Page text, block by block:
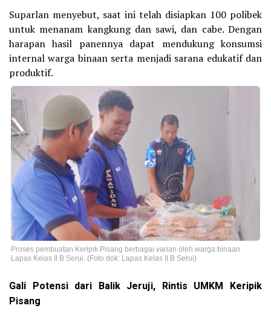
Suparlan menyebut, saat ini telah disiapkan 100 polibek
untuk menanam kangkung dan sawi, dan cabe. Dengan
harapan hasil panennya dapat mendukung konsumsi
internal warga binaan serta menjadi sarana edukatif dan
produktif.
Proses pembuatan Keripik Pisang berbagai varian oleh warga binaan
Lapas Kelas II B Serui. (Foto dok: Lapas Kelas II B Serui)
Gali Potensi dari Balik Jeruji, Rintis UMKM Keripik
Pisang